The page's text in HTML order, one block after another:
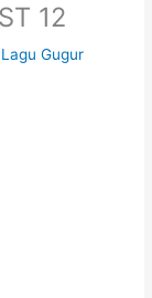
12
Lagu Gugur